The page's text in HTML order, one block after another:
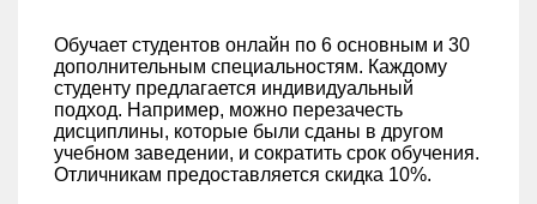
Обучает студентов онлайн по 6 основным и 30
дополнительным специальностям. Каждому
студенту предлагается индивидуальный
подход. Например, можно перезачесть
дисциплины, которые были сданы в другом
учебном заведении, и сократить срок обучения.
Отличникам предоставляется скидка 10%.